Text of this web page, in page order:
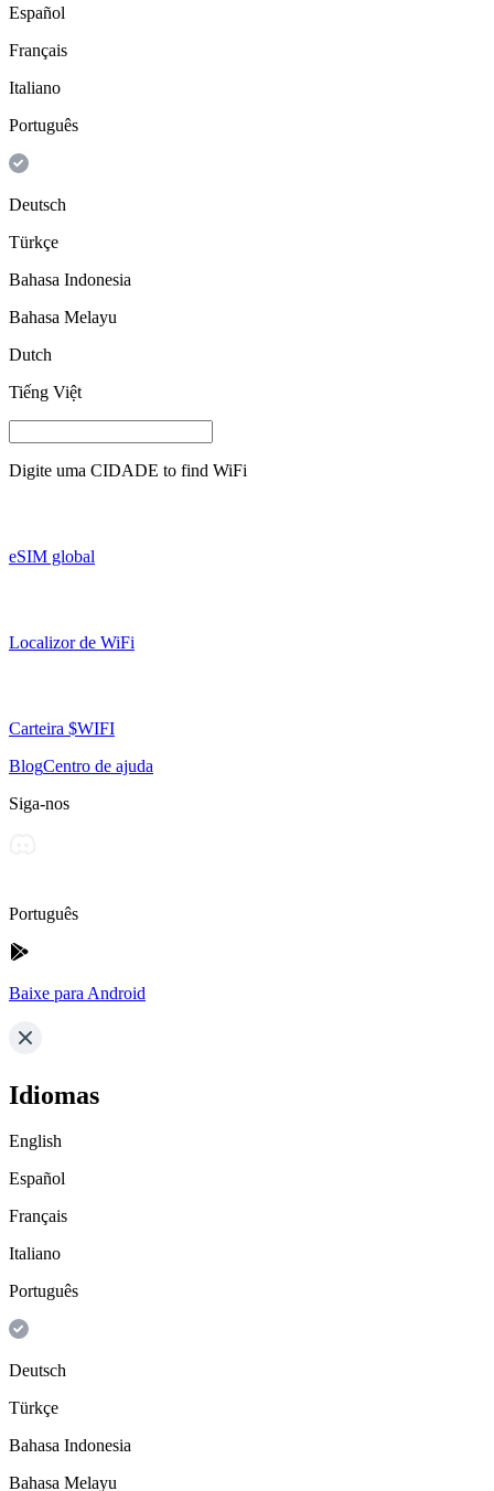
Español
Français
Italiano
Português
Deutsch
Türkçe
Bahasa Indonesia
Bahasa Melayu
Dutch
Tiếng Việt
Digite uma CIDADE to find WiFi
eSIM global
Localizor de WiFi
Carteira $WIFI
BlogCentro de ajuda
Siga-nos
Português
Baixe para Android
Idiomas
English
Español
Français
Italiano
Português
Deutsch
Türkçe
Bahasa Indonesia
Bahasa Melayu